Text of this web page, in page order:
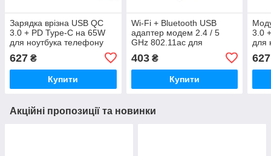
Зарядка врізна USB QC
3.0 + PD Type-C на 65W
для ноутбука телефону
627 ₴
Купити
Wi-Fi + Bluetooth USB
адаптер модем 2.4 / 5
GHz 802.11ac для
403₴
Купити
3.0
для
627
Акційні пропозиції та новинки